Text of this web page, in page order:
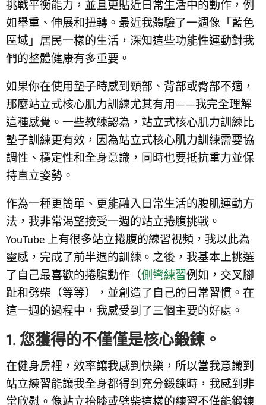
挑戰平衡能力，並且更貼近日常生活中的動作，例
如舉重、伸展和扭轉。最近我體驗了一週像「藍色
區域」居民一樣的生活，深知這些功能性運動對我
們的整體健康有多重要。
如果你在使用墊子時感到頸部、背部或臀部不適，
那麼站立式核心肌力訓練尤其有用——我完全理解
這種感覺。一些教練認為，站立式核心肌力訓練比
墊子訓練更有效，因為站立式核心肌力訓練需要協
調性、穩定性和全身意識，同時也要抵抗重力並保
持直立姿勢。
作為一種更簡單、更能融入日常生活的腹肌運動方
法，我非常渴望接受一週的站立捲腹挑戰。
YouTube 上有很多站立捲腹的練習視頻，我以此為
靈感，完成了前半週的訓練。之後，我基本上挑選
了自己最喜歡的捲腹動作（側彎練習例如，交叉腳
趾和劈柴（等等），並創造了自己的日常習慣。在
這一週的過程中，我感受到了三個主要的好處。
1. 您獲得的不僅僅是核心鍛鍊。
在健身房裡，效率讓我感到快樂，所以當我意識到
站立練習能讓我全身都得到充分鍛鍊時，我感到非